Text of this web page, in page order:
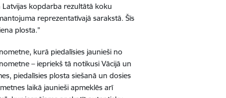
Latvijas kopdarba rezultātā koku
reprezentatīvajā sarakstā. Šīs
plosta.”
kurā piedalīsies jaunieši no
– iepriekš tā notikusi Vācijā un
piedalīsies plosta siešanā un dosies
laikā jaunieši apmeklēs arī